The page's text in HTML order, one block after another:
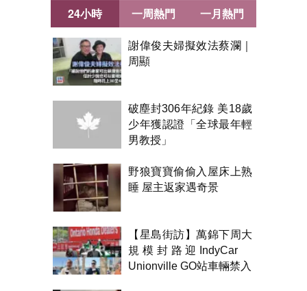
24小時
謝偉俊夫婦擬效法蔡瀾｜
周顯
破塵封306年紀錄 美18歲
少年獲認證「全球最年輕
男教授」
野狼寶寶偷偷入屋床上熟
睡 屋主返家遇奇景
【星島街訪】萬錦下周大
規模封路迎IndyCar
Unionville GO站車輛禁入
一周熱門 一月熱門